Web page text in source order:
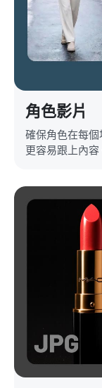
角色影片
確保角色在每
更容易跟上內容